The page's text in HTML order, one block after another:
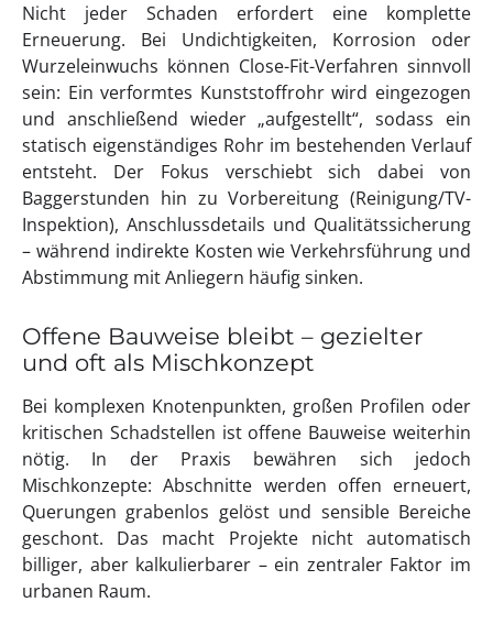
Nicht jeder Schaden erfordert eine komplette
Erneuerung. Bei Undichtigkeiten, Korrosion oder
Wurzeleinwuchs können Close-Fit-Verfahren sinnvoll
sein: Ein verformtes Kunststoffrohr wird eingezogen
und anschließend wieder „aufgestellt“, sodass ein
statisch eigenständiges Rohr im bestehenden Verlauf
entsteht. Der Fokus verschiebt sich dabei von
Baggerstunden hin zu Vorbereitung (Reinigung/TV-
Inspektion), Anschlussdetails und Qualitätssicherung
– während indirekte Kosten wie Verkehrsführung und
Abstimmung mit Anliegern häufig sinken.
Offene Bauweise bleibt – gezielter
und oft als Mischkonzept
Bei komplexen Knotenpunkten, großen Profilen oder
kritischen Schadstellen ist offene Bauweise weiterhin
nötig. In der Praxis bewähren sich jedoch
Mischkonzepte: Abschnitte werden offen erneuert,
Querungen grabenlos gelöst und sensible Bereiche
geschont. Das macht Projekte nicht automatisch
billiger, aber kalkulierbarer – ein zentraler Faktor im
urbanen Raum.